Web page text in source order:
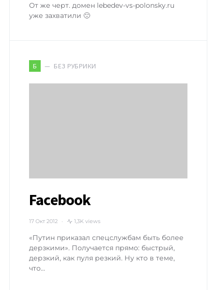
От же черт. домен lebedev-vs-polonsky.ru
уже захватили 🙁
Б БЕЗ РУБРИКИ
Facebook
17 Окт 2012 1,3K views
«Путин приказал спецслужбам быть более
дерзкими». Получается прямо: быстрый,
дерзкий, как пуля резкий. Ну кто в теме,
что…